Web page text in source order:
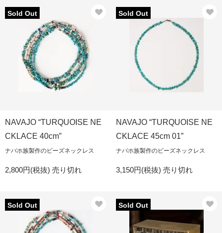
Sold Out
NAVAJO “TURQUOISE NE
CKLACE 40cm”
ナバホ族製作のビーズネックレス
2,800円(税抜) 売り切れ
Sold Out
NAVAJO “TURQUOISE NE
CKLACE 45cm 01”
ナバホ族製作のビーズネックレス
3,150円(税抜) 売り切れ
Sold Out Sold Out